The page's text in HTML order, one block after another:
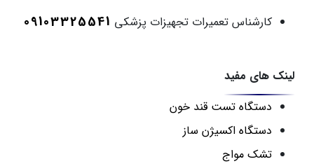
کارشناس تعمیرات تجهیزات پزشکی 09103325541
لینک های مفید
دستگاه تست قند خون
دستگاه اکسیژن ساز
تشک مواج